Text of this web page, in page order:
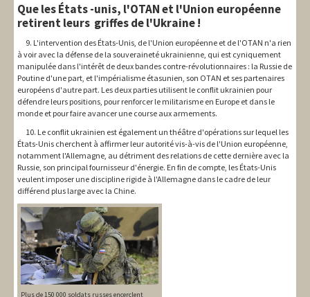
Que les États -unis, l'OTAN et l'Union européenne
retirent leurs griffes de l'Ukraine !
9. L'intervention des États-Unis, de l'Union européenne et de l'OTAN n'a rien
à voir avec la défense de la souveraineté ukrainienne, qui est cyniquement
manipulée dans l'intérêt de deux bandes contre-révolutionnaires : la Russie de
Poutine d'une part, et l'impérialisme étasunien, son OTAN et ses partenaires
européens d'autre part. Les deux parties utilisent le conflit ukrainien pour
défendre leurs positions, pour renforcer le militarisme en Europe et dans le
monde et pour faire avancer une course aux armements.
10. Le conflit ukrainien est également un théâtre d'opérations sur lequel les
États-Unis cherchent à affirmer leur autorité vis-à-vis de l'Union européenne,
notamment l'Allemagne, au détriment des relations de cette dernière avec la
Russie, son principal fournisseur d'énergie. En fin de compte, les États-Unis
veulent imposer une discipline rigide à l'Allemagne dans le cadre de leur
différend plus large avec la Chine.
Plus de 150 000 soldats russes encerclent